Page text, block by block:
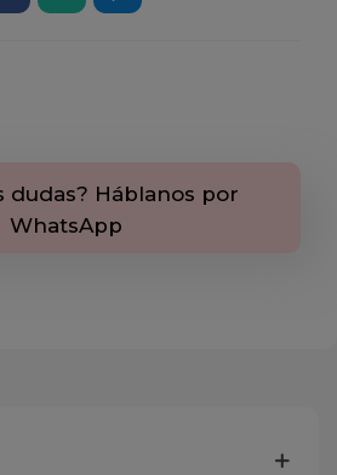
dudas? Háblanos por
WhatsApp